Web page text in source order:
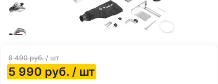
6 490руб. / шт
5 990 руб. / шт